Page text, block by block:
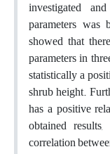
investigated
parameters
showed that
parameters in
statistically a
shrub height.
has a positive
obtained
correlation